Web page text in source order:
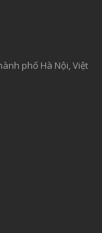
phố Hà Nội, Việt